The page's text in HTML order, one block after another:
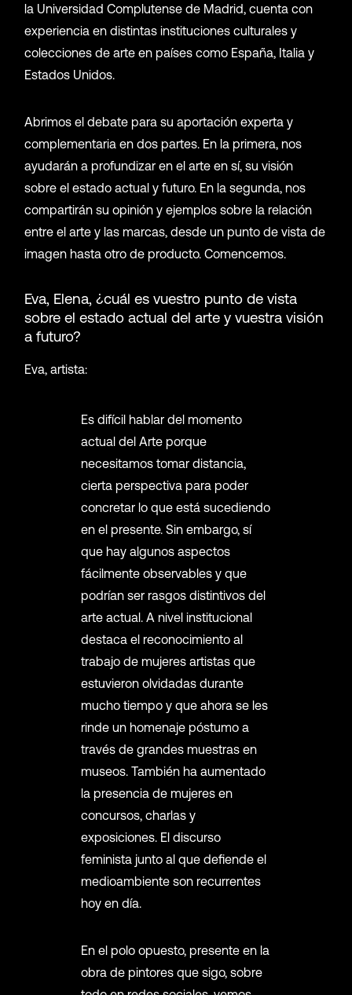
la Universidad Complutense de Madrid, cuenta con
experiencia en distintas instituciones culturales y
colecciones de arte en países como España, Italia y
Estados Unidos.
Abrimos el debate para su aportación experta y
complementaria en dos partes. En la primera, nos
ayudarán a profundizar en el arte en sí, su visión
sobre el estado actual y futuro. En la segunda, nos
compartirán su opinión y ejemplos sobre la relación
entre el arte y las marcas, desde un punto de vista de
imagen hasta otro de producto. Comencemos.
Eva, Elena, ¿cuál es vuestro punto de vista
sobre el estado actual del arte y vuestra visión
a futuro?
Eva, artista:
Es difícil hablar del momento
actual del Arte porque
necesitamos tomar distancia,
cierta perspectiva para poder
concretar lo que está sucediendo
en el presente. Sin embargo, sí
que hay algunos aspectos
fácilmente observables y que
podrían ser rasgos distintivos del
arte actual. A nivel institucional
destaca el reconocimiento al
trabajo de mujeres artistas que
estuvieron olvidadas durante
mucho tiempo y que ahora se les
rinde un homenaje póstumo a
través de grandes muestras en
museos. También ha aumentado
la presencia de mujeres en
concursos, charlas y
exposiciones. El discurso
feminista junto al que defiende el
medioambiente son recurrentes
hoy en día.
En el polo opuesto, presente en la
obra de pintores que sigo, sobre